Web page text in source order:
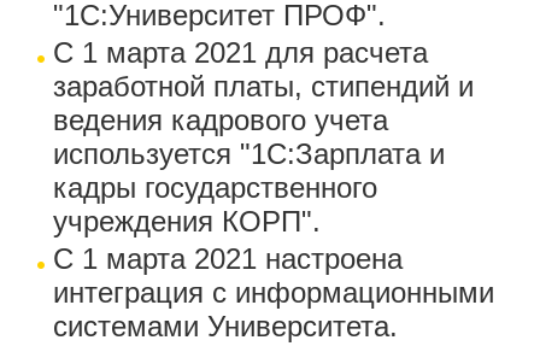
"1С:Университет ПРОФ".
С 1 марта 2021 для расчета
заработной платы, стипендий и
ведения кадрового учета
используется "1С:Зарплата и
кадры государственного
учреждения КОРП".
С 1 марта 2021 настроена
интеграция с информационными
системами Университета.